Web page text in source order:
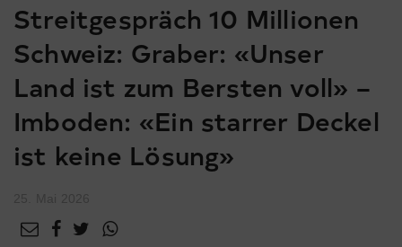
Streitgespräch 10 Millionen
Schweiz: Graber: «Unser
Land ist zum Bersten voll» –
Imboden: «Ein starrer Deckel
ist keine Lösung»